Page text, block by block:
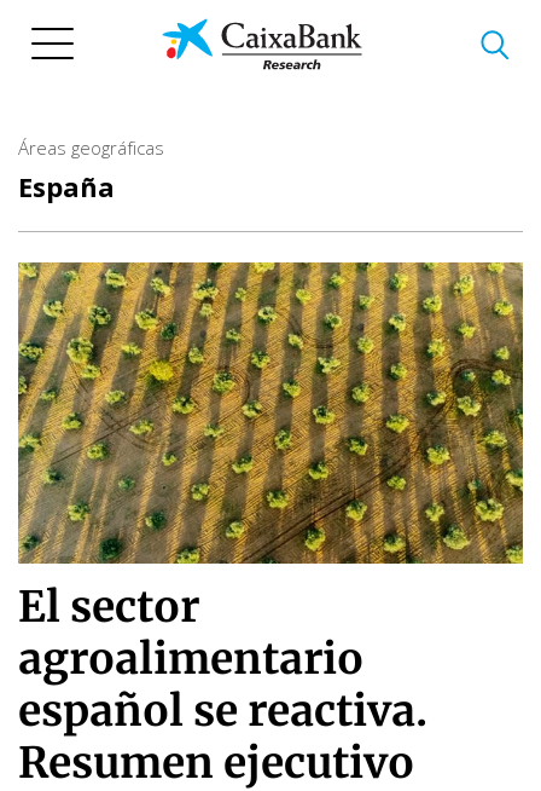
Áreas geográficas
España
El sector
agroalimentario
español se reactiva.
Resumen ejecutivo